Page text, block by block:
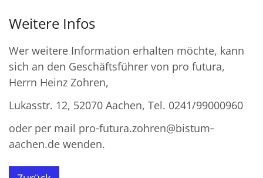
Weitere Infos
Wer weitere Information erhalten möchte, kann
sich an den Geschäftsführer von pro futura,
Herrn Heinz Zohren,
Lukasstr. 12, 52070 Aachen, Tel. 0241/99000960
oder per mail pro‐futura.zohren@bistum‐
aachen.de wenden.